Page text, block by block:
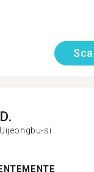
D.
Uijeongbu-si